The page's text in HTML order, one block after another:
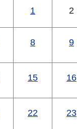
1 2
8 9
15 16
22 23